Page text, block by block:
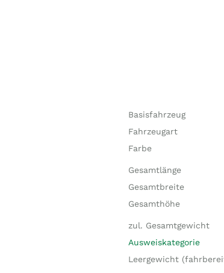
Basisfahrzeug
Fahrzeugart
Farbe
Gesamtlänge
Gesamtbreite
Gesamthöhe
zul. Gesamtgewicht
Ausweiskategorie
Leergewicht